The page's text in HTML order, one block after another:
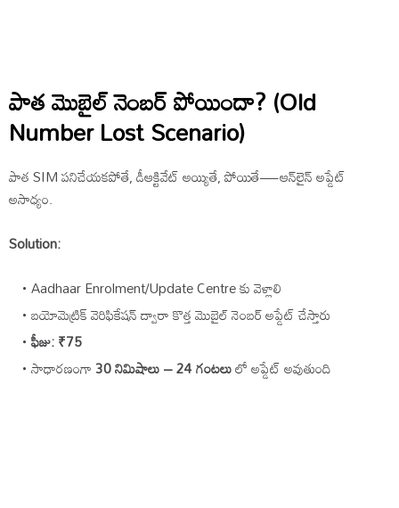
పాత మొబైల్ నెంబర్ పోయిందా? (Old
Number Lost Scenario)
పాత SIM పనిచేయకపోతే, డీఆక్టివేట్ అయ్యితే, పోయితే—ఆన్‌లైన్ అప్డేట్
అసాధ్యం.
Solution:
Aadhaar Enrolment/Update Centre కు వెళ్లాలి
బయోమెట్రిక్ వెరిఫికేషన్ ద్వారా కొత్త మొబైల్ నెంబర్ అప్డేట్ చేస్తారు
ఫీజు: ₹75
సాధారణంగా 30 నిమిషాలు – 24 గంటలులో అప్డేట్ అవుతుంది